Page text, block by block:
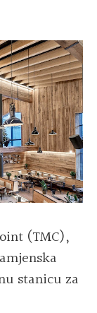
(TMC),
stanicu za